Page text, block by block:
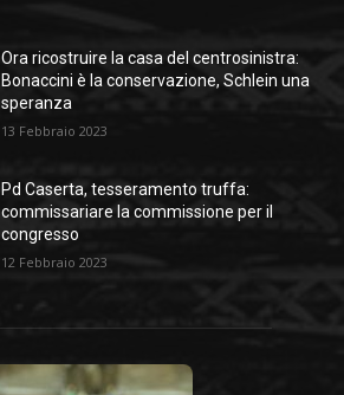
Ora ricostruire la casa del centrosinistra:
Bonaccini è la conservazione, Schlein una
speranza
13 Febbraio 2023
Pd Caserta, tesseramento truffa:
commissariare la commissione per il
congresso
12 Febbraio 2023